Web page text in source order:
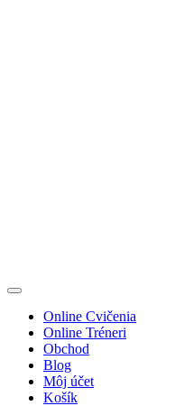
Online Cvičenia
Online Tréneri
Obchod
Blog
Môj účet
Košík